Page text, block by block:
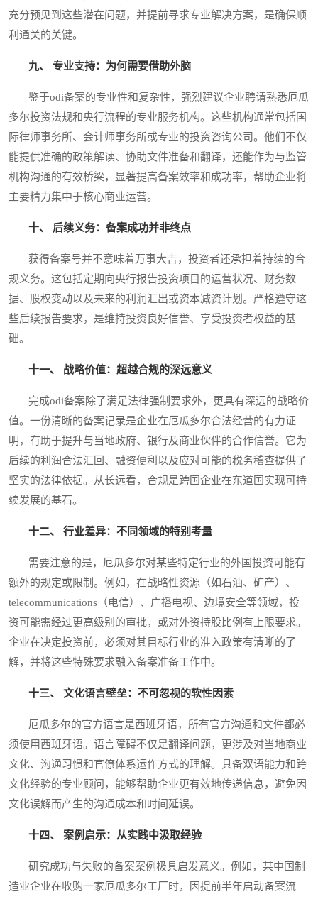
充分预见到这些潜在问题，并提前寻求专业解决方案，是确保顺
利通关的关键。
九、 专业支持：为何需要借助外脑
鉴于odi备案的专业性和复杂性，强烈建议企业聘请熟悉厄瓜
多尔投资法规和央行流程的专业服务机构。这些机构通常包括国
际律师事务所、会计师事务所或专业的投资咨询公司。他们不仅
能提供准确的政策解读、协助文件准备和翻译，还能作为与监管
机构沟通的有效桥梁，显著提高备案效率和成功率，帮助企业将
主要精力集中于核心商业运营。
十、 后续义务：备案成功并非终点
获得备案号并不意味着万事大吉，投资者还承担着持续的合
规义务。这包括定期向央行报告投资项目的运营状况、财务数
据、股权变动以及未来的利润汇出或资本减资计划。严格遵守这
些后续报告要求，是维持投资良好信誉、享受投资者权益的基
础。
十一、 战略价值：超越合规的深远意义
完成odi备案除了满足法律强制要求外，更具有深远的战略价
值。一份清晰的备案记录是企业在厄瓜多尔合法经营的有力证
明，有助于提升与当地政府、银行及商业伙伴的合作信誉。它为
后续的利润合法汇回、融资便利以及应对可能的税务稽查提供了
坚实的法律依据。从长远看，合规是跨国企业在东道国实现可持
续发展的基石。
十二、 行业差异：不同领域的特别考量
需要注意的是，厄瓜多尔对某些特定行业的外国投资可能有
额外的规定或限制。例如，在战略性资源（如石油、矿产）、
telecommunications（电信）、广播电视、边境安全等领域，投
资可能需经过更高级别的审批，或对外资持股比例有上限要求。
企业在决定投资前，必须对其目标行业的准入政策有清晰的了
解，并将这些特殊要求融入备案准备工作中。
十三、 文化语言壁垒：不可忽视的软性因素
厄瓜多尔的官方语言是西班牙语，所有官方沟通和文件都必
须使用西班牙语。语言障碍不仅是翻译问题，更涉及对当地商业
文化、沟通习惯和官僚体系运作方式的理解。具备双语能力和跨
文化经验的专业顾问，能够帮助企业更有效地传递信息，避免因
文化误解而产生的沟通成本和时间延误。
十四、 案例启示：从实践中汲取经验
研究成功与失败的备案案例极具启发意义。例如，某中国制
造业企业在收购一家厄瓜多尔工厂时，因提前半年启动备案流